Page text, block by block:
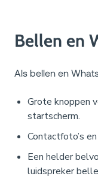
Bellen en
Als bellen en
Grote knoppen
startscherm.
Contactfoto’s
Een helder
luidspreker